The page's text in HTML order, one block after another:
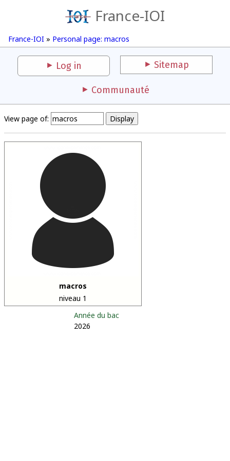
France-IOI
France-IOI » Personal page: macros
Log in Sitemap
Communauté
View page of:
macros
niveau 1
Année du bac
2026